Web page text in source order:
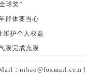
球奖”
群体要当心
维护个人权益
膜完成充膜
：nihao@foxmail.com